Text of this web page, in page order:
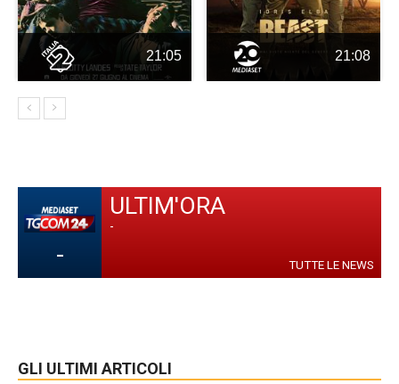
21:05 21:08
-
ULTIM'ORA
-
TUTTE LE NEWS
GLI ULTIMI ARTICOLI